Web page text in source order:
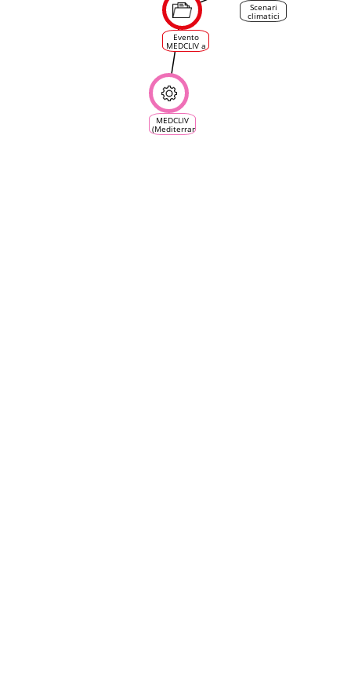
Evento
MEDCLIV a
San
Michele
all'Adige
(FEM),
06.12.2022
- Relazioni
MEDCLIV
(Mediterranean
Climate
Scenari
climatici
per la